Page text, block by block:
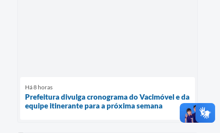
Há 8 horas
Prefeitura divulga cronograma do Vacimóvel e da
equipe itinerante para a próxima semana